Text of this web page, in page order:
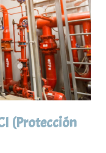
(Protección